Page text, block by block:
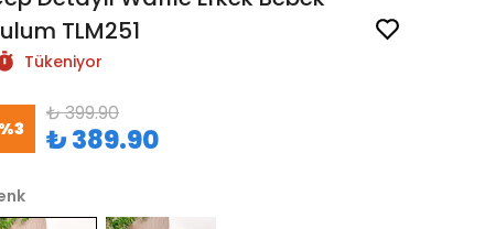
TLM251
Tükeniyor
%3
₺ 399.90
₺ 389.90